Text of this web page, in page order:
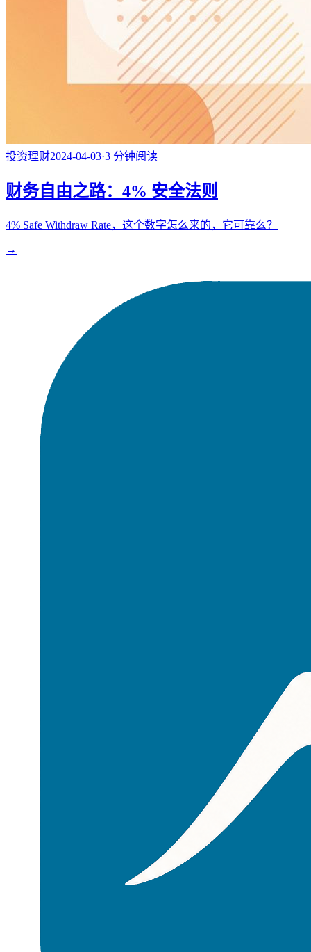
投资理财2024-04-03·3 分钟阅读
财务自由之路：4% 安全法则
4% Safe Withdraw Rate，这个数字怎么来的，它可靠么？
→